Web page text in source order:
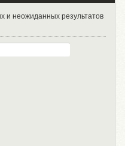
и неожиданных результатов